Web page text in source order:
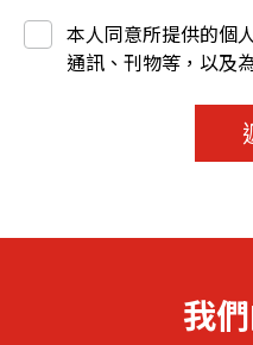
本人同意所提供的個
通訊、刊物等，以及
我